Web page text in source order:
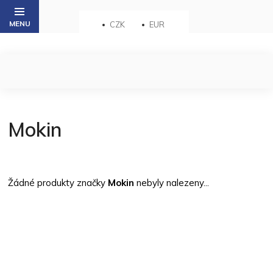
Přejít
obsah
CZK EUR
Mokin
Žádné produkty značky Mokin nebyly nalezeny...